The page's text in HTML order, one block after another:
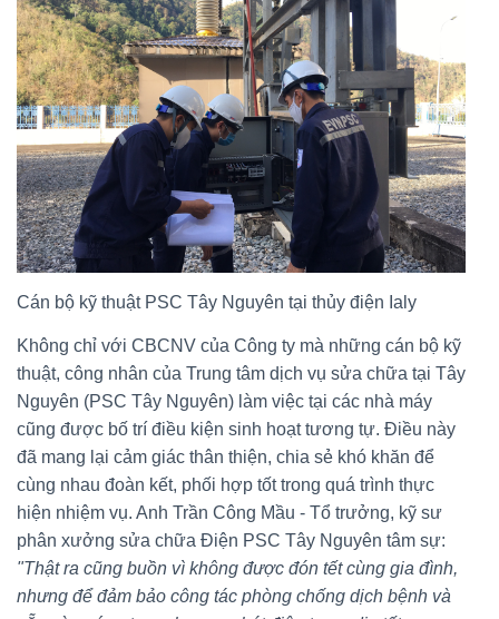
Cán bộ kỹ thuật PSC Tây Nguyên tại thủy điện Ialy
Không chỉ với CBCNV của Công ty mà những cán bộ kỹ
thuật, công nhân của Trung tâm dịch vụ sửa chữa tại Tây
Nguyên (PSC Tây Nguyên) làm việc tại các nhà máy
cũng được bố trí điều kiện sinh hoạt tương tự. Điều này
đã mang lại cảm giác thân thiện, chia sẻ khó khăn để
cùng nhau đoàn kết, phối hợp tốt trong quá trình thực
hiện nhiệm vụ. Anh Trần Công Mầu - Tổ trưởng, kỹ sư
phân xưởng sửa chữa Điện PSC Tây Nguyên tâm sự:
"Thật ra cũng buồn vì không được đón tết cùng gia đình,
nhưng để đảm bảo công tác phòng chống dịch bệnh và